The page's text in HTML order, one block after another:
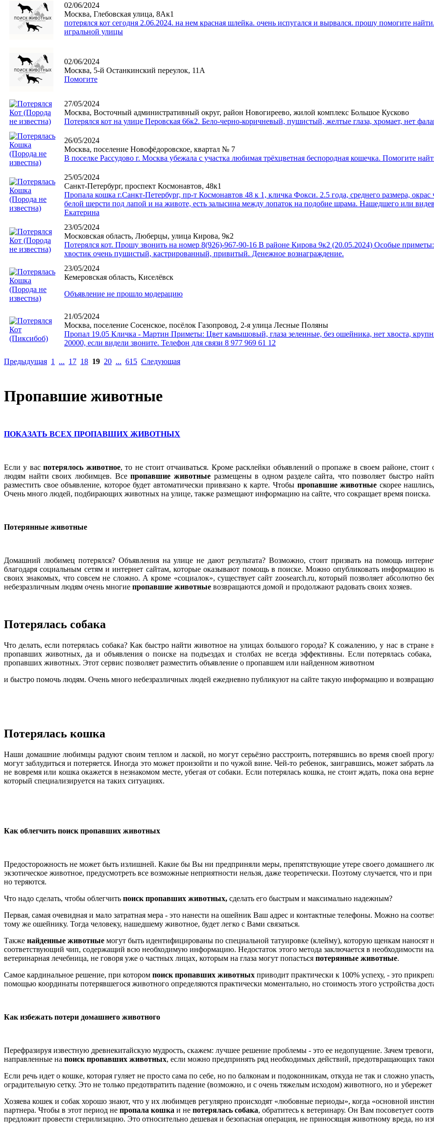
02/06/2024
Москва, Глебовская улица, 8Ак1
потерялся кот сегодня 2.06.2024. на нем красная шлейка. очень испугался и вырвался. прошу помогите
игральной улицы
02/06/2024
Москва, 5-й Останкинский переулок, 11А
Помогите
27/05/2024
Москва, Восточный административный округ, район Новогиреево, жилой комплекс Большое Кусково
Потерялся кот на улице Перовская 66к2. Бело-черно-коричневый, пушистый, желтые глаза, хромает, нет
26/05/2024
Москва, поселение Новофёдоровское, квартал № 7
В поселке Рассудово г. Москва убежала с участка любимая трёхцветная беспородная кошечка. Помогите
25/05/2024
Санкт-Петербург, проспект Космонавтов, 48к1
Пропала кошка г.Санкт-Петербург, пр-т Космонавтов 48 к 1, кличка Фокси. 2.5 года, среднего размера,
белой шерсти под лапой и на животе, есть залысина между лопаток на подобие шрама. Нашедшего или
Екатерина
23/05/2024
Московская область, Люберцы, улица Кирова, 9к2
Потерялся кот. Прошу звонить на номер 8(926)-967-90-16 В районе Кирова 9к2 (20.05.2024) Особые
хвостик очень пушистый, кастрированный, привитый. Денежное вознаграждение.
23/05/2024
Кемеровская область, Киселёвск
Объявление не прошло модерацию
21/05/2024
Москва, поселение Сосенское, посёлок Газопровод, 2-я улица Лесные Поляны
Пропал 19.05 Кличка - Мартин Приметы: Цвет камышовый, глаза зеленные, без ошейника, нет хвоста,
20000, если видели звоните. Телефон для связи 8 977 969 61 12
Предыдущая 1 ... 17 18 19 20 ... 615 Следующая
Пропавшие животные
ПОКАЗАТЬ ВСЕХ ПРОПАВШИХ ЖИВОТНЫХ
Если у васпотерялось животное, то не стоит отчаиваться. Кроме расклейки объявлений о пропаже в своем районе,
людям найти своих любимцев. Всепропавшие животныеразмещены в одном разделе сайта, что позволяет быстро
разместить свое объявление, которое будет автоматически привязано к карте. Чтобы пропавшие животные скорее
Очень много людей, подбирающих животных на улице, также размещают информацию на сайте, что сокращает время поиска.
Потерянные животные
Домашний любимец потерялся? Объявления на улице не дают результата? Возможно, стоит призвать на помощь
благодаря социальным сетям и интернет сайтам, которые оказывают помощь в поиске. Можно опубликовать информацию
своих знакомых, что совсем не сложно. А кроме «социалок», существует сайт zoosearch.ru, который позволяет абсолютно
небезразличным людям очень многие пропавшие животные возвращаются домой и продолжают радовать своих хозяев.
Потерялась собака
Что делать, если потерялась собака? Как быстро найти животное на улицах большого города? К сожалению, у нас в стране
пропавших животных, да и объявления о поиске на подъездах и столбах не всегда эффективны. Если потерялась
пропавших животных. Этот сервис позволяет разместить объявление о пропавшем или найденном животном
и быстро помочь людям. Очень много небезразличных людей ежедневно публикуют на сайте такую информацию и
Потерялась кошка
Наши домашние любимцы радуют своим теплом и лаской, но могут серьёзно расстроить, потерявшись во время своей
могут заблудиться и потеряется. Иногда это может произойти и по чужой вине. Чей-то ребенок, заигравшись, может забрать
не вовремя или кошка окажется в незнакомом месте, убегая от собаки. Если потерялась кошка, не стоит ждать, пока она
который специализируется на таких ситуациях.
Как облегчить поиск пропавших животных
Предосторожность не может быть излишней. Какие бы Вы ни предприняли меры, препятствующие утере своего домашнего
экзотическое животное, предусмотреть все возможные неприятности нельзя, даже теоретически. Поэтому случается, что и
но теряются.
Что надо сделать, чтобы облегчить поиск пропавших животных, сделать его быстрым и максимально надежным?
Первая, самая очевидная и мало затратная мера - это нанести на ошейник Ваш адрес и контактные телефоны. Можно на
тому же ошейнику. Тогда человеку, нашедшему животное, будет легко с Вами связаться.
Также найденные животные могут быть идентифицированы по специальной татуировке (клейму), которую щенкам наносят
соответствующий чип, содержащий всю необходимую информацию. Недостаток этого метода заключается в необходимости
ветеринарная лечебница, не говоря уже о частных лицах, которым на глаза могут попасться потерянные животные.
Самое кардинальное решение, при котором поиск пропавших животных приводит практически к 100% успеху, - это
помощью координаты потерявшегося животного определяются практически моментально, но стоимость этого устройства
Как избежать потери домашнего животного
Перефразируя известную древнекитайскую мудрость, скажем: лучшее решение проблемы - это ее недопущение. Зачем
направленные на поиск пропавших животных, если можно предпринять ряд необходимых действий, предотвращающих
Если речь идет о кошке, которая гуляет не просто сама по себе, но по балконам и подоконникам, откуда не так и сложно
оградительную сетку. Это не только предотвратить падение (возможно, и с очень тяжелым исходом) животного, но и
Хозяева кошек и собак хорошо знают, что у их любимцев регулярно происходят «любовные периоды», когда «основной
партнера. Чтобы в этот период не пропала кошка и не потерялась собака, обратитесь к ветеринару. Он Вам посоветует
предложит провести стерилизацию. Это относительно дешевая и безопасная операция, не приносящая животному вреда, но